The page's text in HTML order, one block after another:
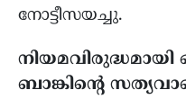
നോട്ടീസയച്ചു.
നിയമവിരുദ്ധമായി
ബാങ്കിന്റെ